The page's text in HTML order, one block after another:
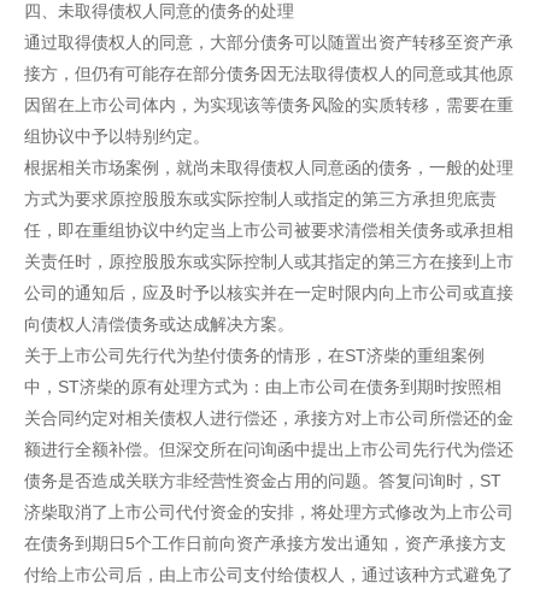
四、未取得债权人同意的债务的处理
通过取得债权人的同意，大部分债务可以随置出资产转移至资产承
接方，但仍有可能存在部分债务因无法取得债权人的同意或其他原
因留在上市公司体内，为实现该等债务风险的实质转移，需要在重
组协议中予以特别约定。
根据相关市场案例，就尚未取得债权人同意函的债务，一般的处理
方式为要求原控股股东或实际控制人或指定的第三方承担兜底责
任，即在重组协议中约定当上市公司被要求清偿相关债务或承担相
关责任时，原控股股东或实际控制人或其指定的第三方在接到上市
公司的通知后，应及时予以核实并在一定时限内向上市公司或直接
向债权人清偿债务或达成解决方案。
关于上市公司先行代为垫付债务的情形，在ST济柴的重组案例
中，ST济柴的原有处理方式为：由上市公司在债务到期时按照相
关合同约定对相关债权人进行偿还，承接方对上市公司所偿还的金
额进行全额补偿。但深交所在问询函中提出上市公司先行代为偿还
债务是否造成关联方非经营性资金占用的问题。答复问询时，ST
济柴取消了上市公司代付资金的安排，将处理方式修改为上市公司
在债务到期日5个工作日前向资产承接方发出通知，资产承接方支
付给上市公司后，由上市公司支付给债权人，通过该种方式避免了